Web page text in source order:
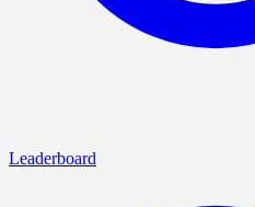
Leaderboard